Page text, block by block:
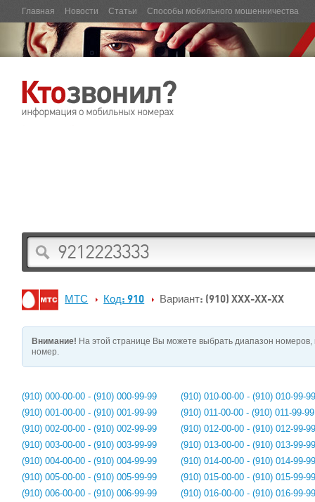
Главная Новости Статьи Способы мобильного мошенничества
МТС Код: 910 Вариант: (910) XXX-XX-XX
Внимание! На этой странице Вы можете выбрать диапазон
номер.
(910) 000-00-00 - (910) 000-99-99
(910) 001-00-00 - (910) 001-99-99
(910) 002-00-00 - (910) 002-99-99
(910) 003-00-00 - (910) 003-99-99
(910) 004-00-00 - (910) 004-99-99
(910) 005-00-00 - (910) 005-99-99
(910) 006-00-00 - (910) 006-99-99
(910) 010-00-00 - (910) 010-99-99
(910) 011-00-00 - (910) 011-99-99
(910) 012-00-00 - (910) 012-99-99
(910) 013-00-00 - (910) 013-99-99
(910) 014-00-00 - (910) 014-99-99
(910) 015-00-00 - (910) 015-99-99
(910) 016-00-00 - (910) 016-99-99